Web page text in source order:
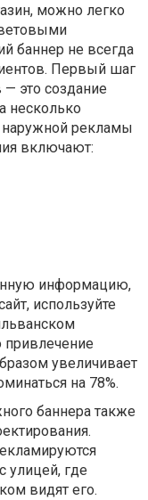
можно легко
баннер не всегда
Первый шаг
это создание
несколько
рекламы
включают:
информацию,
используйте
привлечение
увеличивает
на 78%.
баннера также
улицей, где
видят его.